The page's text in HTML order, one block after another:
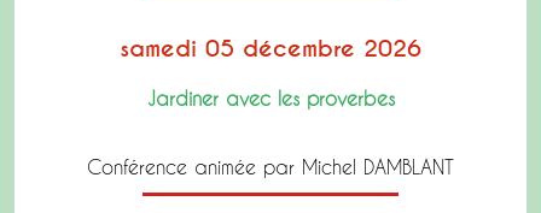
samedi 05 décembre 2026
Jardiner avec les proverbes
Conférence animée par Michel DAMBLANT